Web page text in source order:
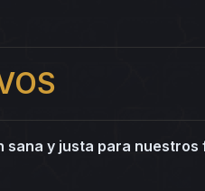
sana y justa para nuestros